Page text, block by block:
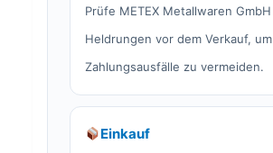
Prüfe METEX Metallwaren GmbH
Heldrungen vor dem Verkauf, um
Zahlungsausfälle zu vermeiden.
Einkauf